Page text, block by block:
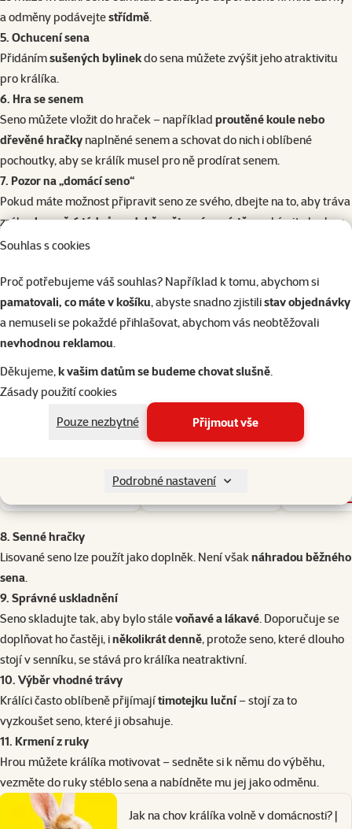
Souhlas s cookies
Proč potřebujeme váš souhlas? Například k tomu, abychom si
pamatovali, co máte v košíku, abyste snadno zjistilistav objednávky
a nemuseli se pokaždé přihlašovat, abychom vás neobtěžovali
nevhodnou reklamou.
Děkujeme,k vašim datům se budeme chovat slušně.
Zásady použití cookies
Pouze nezbytné
Přijmout vše
Podrobné nastavení
a odměny podávejtestřídmě
5. Ochucení sena
Přidánímsušených bylinekdo sena můžete zvýšit jeho atraktivitu
pro králíka.
6. Hra se senem
Seno můžete vložit do hraček – například proutěné koule nebo
dřevěné hračky naplněné senem a schovat do nich i oblíbené
pochoutky, aby se králík musel pro ně prodírat senem.
7. Pozor na „domácí seno“
Pokud máte možnost připravit seno ze svého, dbejte na to, aby tráva
zrálaalespoň 6 týdnů na dobře větraném místěa vybírejte louky s
vhodnými druhy trav.
Bylinky Nature Land
Botanical s modrými
Tunel Epic Pet lufa 12cm
99 Kč
do košíku
8. Sennéhračky
Lisované seno lze použít jako doplněk. Není však náhradou běžného
sena
9. Správné uskladnění
Seno skladujte tak, aby bylo stálevoňavé a lákavé . Doporučuje se
doplňovat ho častěji, iněkolikrát denně, protože seno, které dlouho
stojí v senníku, se stává pro králíka neatraktivní.
10. Výběr vhodné trávy
Králíci často oblíbeně přijímajítimotejku luční– stojí za to
vyzkoušet seno, které ji obsahuje.
11. Krmení z ruky
Hrou můžete králíka motivovat – sedněte si k němu do výběhu,
vezměte do ruky stéblo sena a nabídněte mu jej jako odměnu.
Jak na chov králíka volně v domácnosti? |